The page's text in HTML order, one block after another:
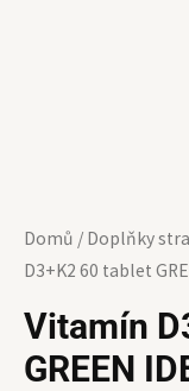
Domů / Doplňky
D3+K2 60 tablet
Vitamín
GREEN